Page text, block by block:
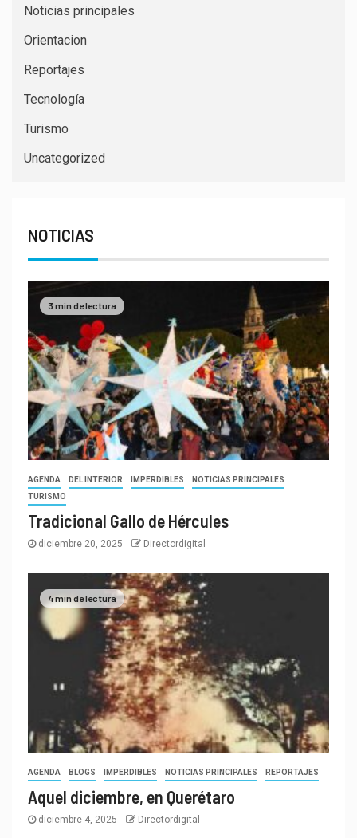
Noticias principales
Orientacion
Reportajes
Tecnología
Turismo
Uncategorized
NOTICIAS
3 min de lectura
AGENDA DEL INTERIOR IMPERDIBLES
NOTICIAS PRINCIPALES
TURISMO
Tradicional Gallo de Hércules
diciembre 20, 2025 Directordigital
4 min de lectura
AGENDA BLOGS IMPERDIBLES NOTICIAS PRINCIPALES REPORTAJES
Aquel diciembre, en Querétaro
diciembre 4, 2025 Directordigital